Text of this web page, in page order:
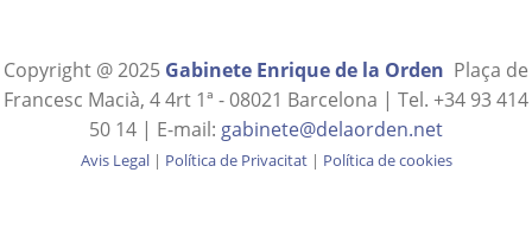
Copyright @ 2025 Gabinete Enrique de la Orden Plaça de
Francesc Macià, 4 4rt 1ª - 08021 Barcelona | Tel. +34 93 414
50 14 | E-mail: gabinete@delaorden.net
Avis Legal| Política de Privacitat| Política de cookies